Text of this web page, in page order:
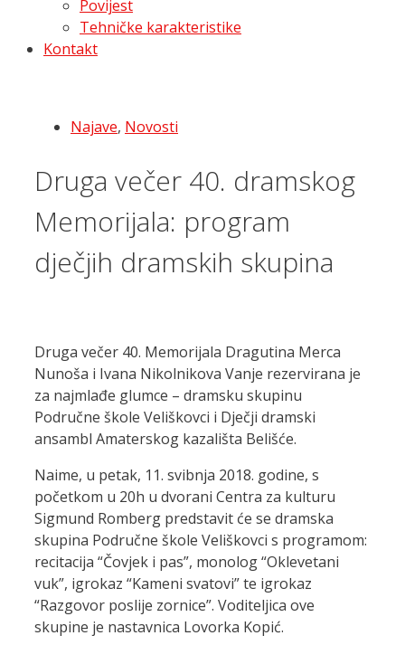
Povijest
Tehničke karakteristike
Kontakt
Najave, Novosti
Druga večer 40. dramskog
Memorijala: program
dječjih dramskih skupina
Druga večer 40. Memorijala Dragutina Merca
Nunoša i Ivana Nikolnikova Vanje rezervirana je
za najmlađe glumce – dramsku skupinu
Područne škole Veliškovci i Dječji dramski
ansambl Amaterskog kazališta Belišće.
Naime, u petak, 11. svibnja 2018. godine, s
početkom u 20h u dvorani Centra za kulturu
Sigmund Romberg predstavit će se dramska
skupina Područne škole Veliškovci s programom:
recitacija “Čovjek i pas”, monolog “Oklevetani
vuk”, igrokaz “Kameni svatovi” te igrokaz
“Razgovor poslije zornice”. Voditeljica ove
skupine je nastavnica Lovorka Kopić.